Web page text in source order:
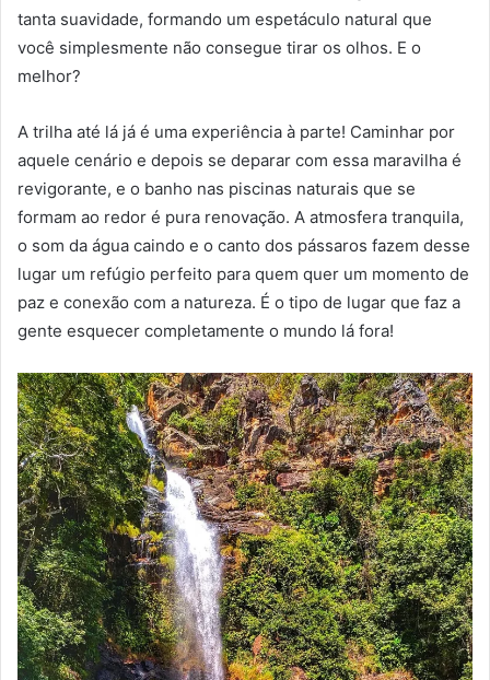
tanta suavidade, formando um espetáculo natural que
você simplesmente não consegue tirar os olhos. E o
melhor?
A trilha até lá já é uma experiência à parte! Caminhar por
aquele cenário e depois se deparar com essa maravilha é
revigorante, e o banho nas piscinas naturais que se
formam ao redor é pura renovação. A atmosfera tranquila,
o som da água caindo e o canto dos pássaros fazem desse
lugar um refúgio perfeito para quem quer um momento de
paz e conexão com a natureza. É o tipo de lugar que faz a
gente esquecer completamente o mundo lá fora!